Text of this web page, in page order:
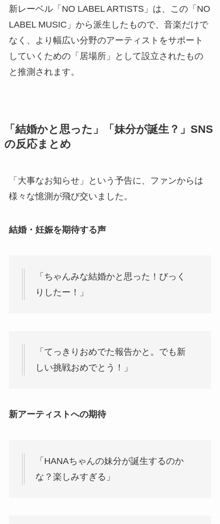
新レーベル「NO LABEL ARTISTS」は、この「NO
LABEL MUSIC」から派生したもので、音楽だけで
なく、より幅広い分野のアーティストをサポート
していくための「居場所」として設立されたもの
と推測されます。
「結婚かと思った」「妹分が誕生？」SNS
の反応まとめ
「大事なお知らせ」という予告に、ファンからは
様々な憶測が飛び交いました。
結婚・妊娠を期待する声
「ちゃんみな結婚かと思った！びっく
りしたー！」
「てっきりおめでた報告かと。でも新
しい挑戦おめでとう！」
新アーティストへの期待
「HANAちゃんの妹分が誕生するのか
な？楽しみすぎる」